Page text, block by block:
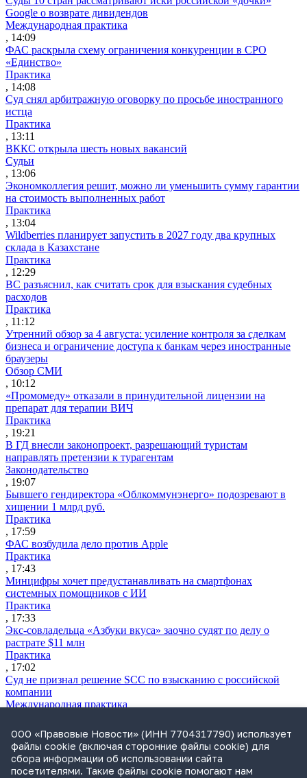
Google о возврате дивидендов
Международная практика
, 14:09
ФАС раскрыла схему ограничения конкуренции в СРО
«Единство»
Практика
, 14:08
Суд снял арбитражную оговорку по просьбе иностранного
истца
Практика
, 13:11
ВККС открыла шесть новых вакансий
Судьи
, 13:06
Экономколлегия решит, можно ли уменьшить сумму гарантии
на стоимость выполненных работ
Практика
, 13:04
Wildberries планирует запустить в 2027 году два крупных
склада в Казахстане
Практика
, 12:29
ВС разъяснил, как считать срок для взыскания судебных
расходов
Практика
, 11:12
Утренний обзор за 4 августа: усиление контроля за сделкам
бизнеса и ограничение доступа к банкам через иностранные
браузеры
Обзор СМИ
, 10:12
«Промомеду» отказали в принудительной лицензии на
препарат для терапии ВИЧ
Практика
, 19:21
В ГД внесли законопроект, разрешающий туристам
направлять претензии к турагентам
Законодательство
, 19:07
Бывшего гендиректора «Облкоммунэнерго» подозревают в
хищении 1 млрд руб.
Практика
, 17:59
ФАС возбудила дело против Apple
Практика
, 17:43
Минцифры хочет предустанавливать на смартфонах
системных помощников с ИИ
Практика
, 17:33
Экс-совладельца «Азбуки вкуса» заочно судят по делу о
растрате $11 млн
Практика
, 17:02
Суд не признал решение SCC по взысканию с российской
компании
Международная практика
Дроны могут начать применять для фиксации нарушений
ПДД
Практика
, 15:41
ООО «Правовые Новости» (ИНН 7704317790) использует
файлы cookie (включая сторонние файлы cookie) для
сбора информации об использовании сайта
посетителями. Такие файлы cookie помогают нам